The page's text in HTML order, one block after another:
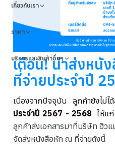
เกี่ยวกับเรา
ราคา
บริการและสินค้าอื่นๆ
เตือน! นำส่งหนั
ที่จ่ายประจำปี
เนื่องจากปัจจุบัน ลูกค้ายังไม่
ประจำปี 2567 - 2568 ให้แก่
ลูกค้าส่งเอกสารมาที่บริษัท ฮิว
จัดส่งหนังสือหัก ณ ที่จ่ายดังนี้